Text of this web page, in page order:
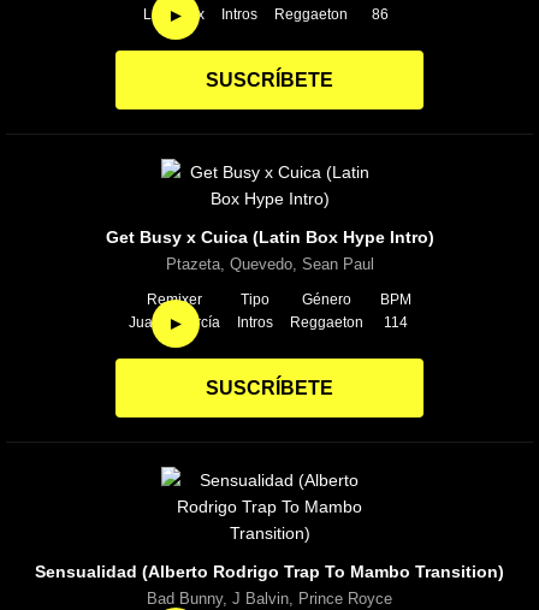
►
Latin Box
Intros
Reggaeton
86
SUSCRÍBETE
►
Get Busy x Cuica (Latin Box Hype Intro)
Ptazeta, Quevedo, Sean Paul
Remixer
Juanjo García
Tipo
Intros
Género
Reggaeton
BPM
114
SUSCRÍBETE
Sensualidad (Alberto Rodrigo Trap To Mambo Transition)
Bad Bunny, J Balvin, Prince Royce